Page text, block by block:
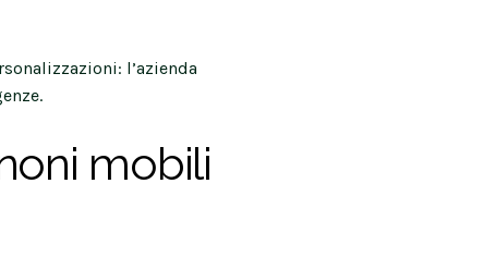
l’azienda
mobili